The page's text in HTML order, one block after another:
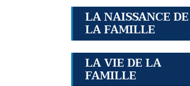
LA NAISSANCE DE
LA FAMILLE
LA VIE DE LA
FAMILLE